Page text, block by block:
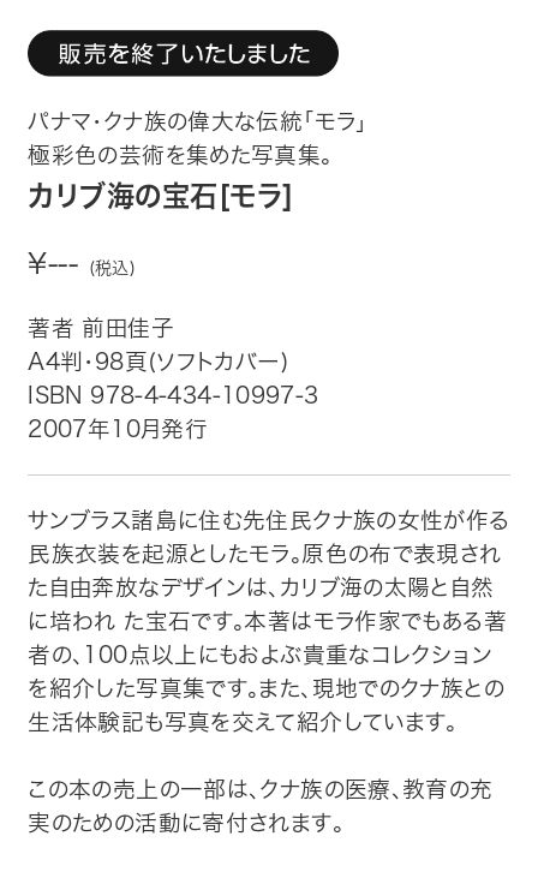
ビジネス・経営・情報
社会・思想・哲学
写真集
トップ
自費出版したい方
購入方法
お問い合わせ
画像・文章の使用について
パナマ・クナ族の偉大な伝統「モラ」
極彩色の芸術を集めた写真集。
カリブ海の宝石[モラ]
¥--- (税込)
著者 前田佳子
A4判・98頁(ソフトカバー)
ISBN 978-4-434-10997-3
2007年10月発行
サンブラス諸島に住む先住民クナ族の女性が作る
民族衣装を起源としたモラ。原色の布で表現され
た自由奔放なデザインは、カリブ海の太陽と自然
に培われ た宝石です。本著はモラ作家でもある著
者の、100点以上にもおよぶ貴重なコレクション
を紹介した写真集です。また、現地でのクナ族との
生活体験記も写真を交えて紹介しています。
この本の売上の一部は、クナ族の医療、教育の充
実のための活動に寄付されます。